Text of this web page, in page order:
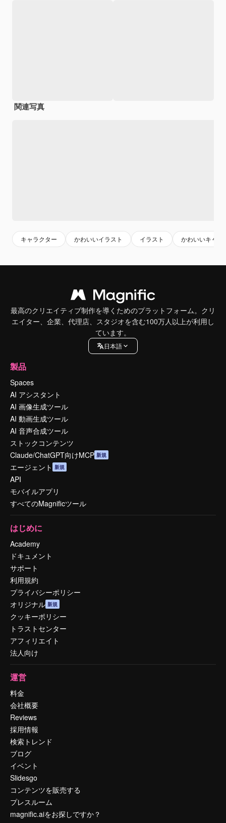
関連写真
キャラクター かわいいイラスト イラスト かわいいキャラ
最高のクリエイティブ制作を導くためのプラットフォーム。クリ
エイター、企業、代理店、スタジオを含む100万人以上が利用し
ています。
日本語
製品
Spaces
AI アシスタント
AI 画像生成ツール
AI 動画生成ツール
AI 音声合成ツール
ストックコンテンツ
Claude/ChatGPT向けMCP 新規
エージェント 新規
API
モバイルアプリ
すべてのMagnificツール
はじめに
Academy
ドキュメント
サポート
利用規約
プライバシーポリシー
オリジナル 新規
クッキーポリシー
トラストセンター
アフィリエイト
法人向け
運営
料金
会社概要
Reviews
採用情報
検索トレンド
ブログ
イベント
Slidesgo
コンテンツを販売する
プレスルーム
magnific.aiをお探しですか？